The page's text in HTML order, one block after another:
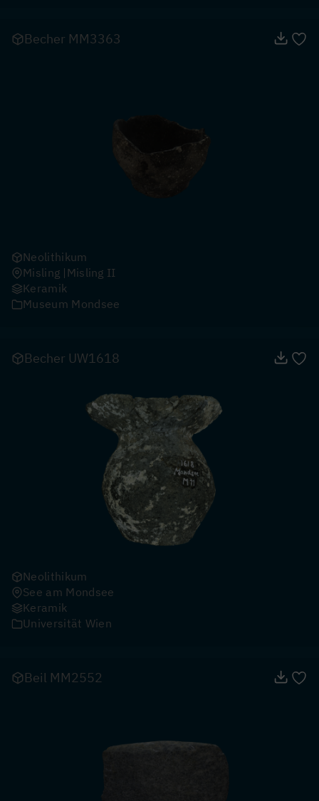
Becher MM3363
Neolithikum
Misling Misling II
Keramik
Museum Mondsee
Becher UW1618
Neolithikum
See am Mondsee
Keramik
Universität Wien
Beil MM2552